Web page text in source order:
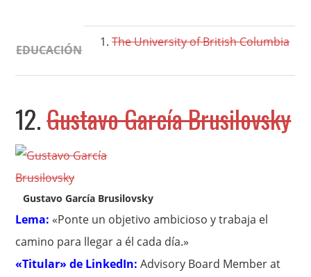
EDUCACIÓN
The University of British Columbia
12.Gustavo García Brusilovsky
Gustavo García Brusilovsky
Lema: «Ponte un objetivo ambicioso y trabaja el
camino para llegar a él cada día.»
«Titular» de LinkedIn:Advisory Board Member at